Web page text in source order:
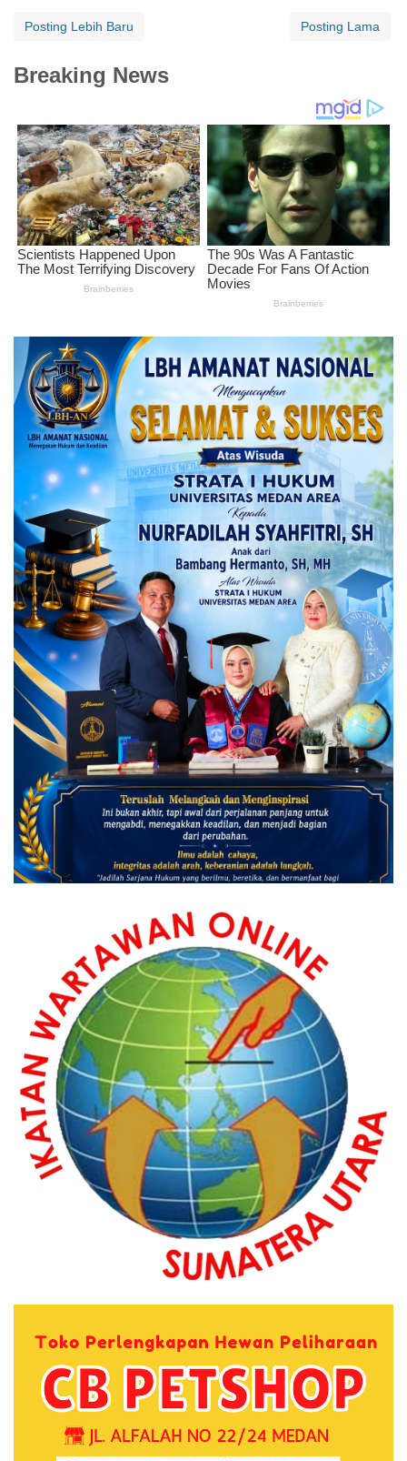
Posting Lebih Baru Posting Lama
Breaking News